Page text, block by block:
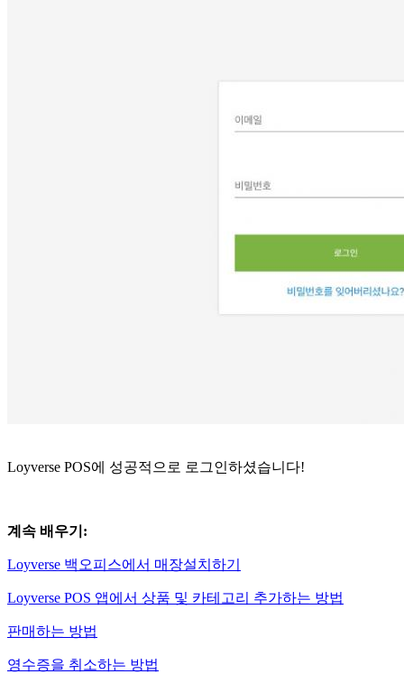
Loyverse POS에 성공적으로 로그인하셨습니다!
계속 배우기:
Loyverse 백오피스에서 매장설치하기
Loyverse POS 앱에서 상품 및 카테고리 추가하는 방법
판매하는 방법
영수증을 취소하는 방법